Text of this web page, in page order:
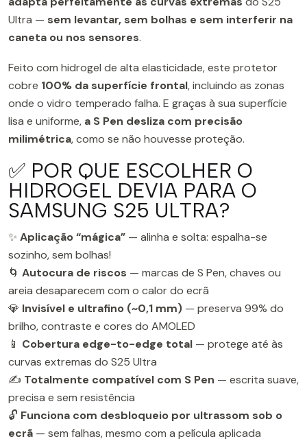
Ultra — sem levantar, sem bolhas e sem interferir na
caneta ou nos sensores.
Feito com hidrogel de alta elasticidade, este protetor
cobre 100% da superfície frontal, incluindo as zonas
onde o vidro temperado falha. E graças à sua superfície
lisa e uniforme, a S Pen desliza com precisão
milimétrica, como se não houvesse proteção.
✅ POR QUE ESCOLHER O
HIDROGEL DEVIA PARA O
SAMSUNG S25 ULTRA?
✨ Aplicação “mágica” — alinha e solta: espalha-se
sozinho, sem bolhas!
🌀 Autocura de riscos — marcas de S Pen, chaves ou
areia desaparecem com o calor do ecrã
💎 Invisível e ultrafino (~0,1 mm) — preserva 99% do
brilho, contraste e cores do AMOLED
📱 Cobertura edge-to-edge total — protege até às
curvas extremas do S25 Ultra
✍️ Totalmente compatível com S Pen — escrita suave,
precisa e sem resistência
🔓 Funciona com desbloqueio por ultrassom sob o
ecrã — sem falhas, mesmo com a película aplicada